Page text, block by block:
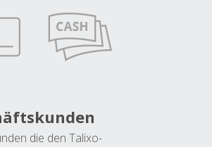
die den Talixo-